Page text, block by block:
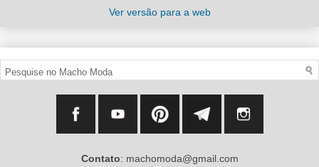
Ver versão para a web
Contato: machomoda@gmail.com